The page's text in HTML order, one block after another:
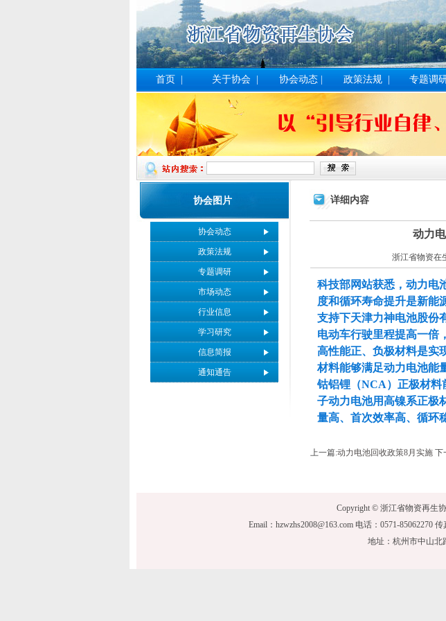
首页 关于协会 协会动态 政策法规 专题调
协会图片
协会动态
政策法规
专题调研
市场动态
行业信息
学习研究
信息简报
通知通告
详细内容
动力
浙江省物资在
科技部网站获悉，动力电
度和循环寿命提升是新能
支持下天津力神电池股份
电动车行驶里程提高一倍
高性能正、负极材料是实
材料能够满足动力电池能
钴铝锂（NCA）正极材
子动力电池用高镍系正极
量高、首次效率高、循环
上一篇:动力电池回收政策8月实施 下
Copyright © 浙江省物资再生协
Email：hzwzhs2008@163.com 电话：0571-85062270
地址：杭州市中山北